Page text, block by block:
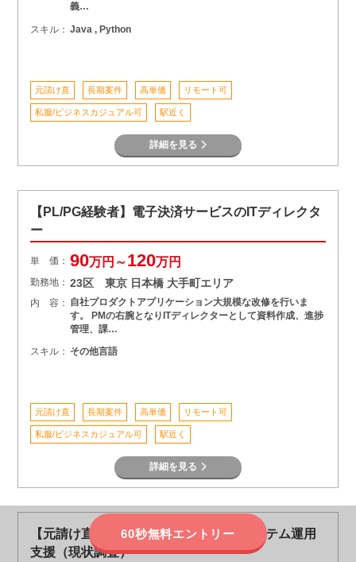
義…
スキル： Java , Python
元請け直 長期案件 高単価 リモート可
私服/ビジネスカジュアル可 駅近く
詳細を見る
【PL/PG経験者】電子決済サービスのITディレクタ
ー
単 価： 90万円～120万円
勤務地： 23区 東京 日本橋 大手町エリア
内 容： 自社プロダクトアプリケーション大規模な改修を行いま
す。 PMの右腕となりITディレクターとして資料作成、進捗
管理、課…
スキル： その他言語
元請け直 長期案件 高単価 リモート可
私服/ビジネスカジュアル可 駅近く
詳細を見る
【元請け直/安定稼働/長期】人事給与システム運用
支援（現状調査）
60秒無料エントリー